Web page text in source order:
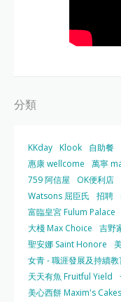
分類
KKday Klook 自助餐
惠康 wellcome
萬寧
759 阿信屋
OK便利店
Watsons 屈臣氏
招聘
富臨皇宮 Fulum Palace
大棧 Max Choice
吉野
聖安娜 Saint Honore
女青 - 職涯發展及持續教
天天有魚 Fruitful Yield
美心西餅 Maxim's Cakes